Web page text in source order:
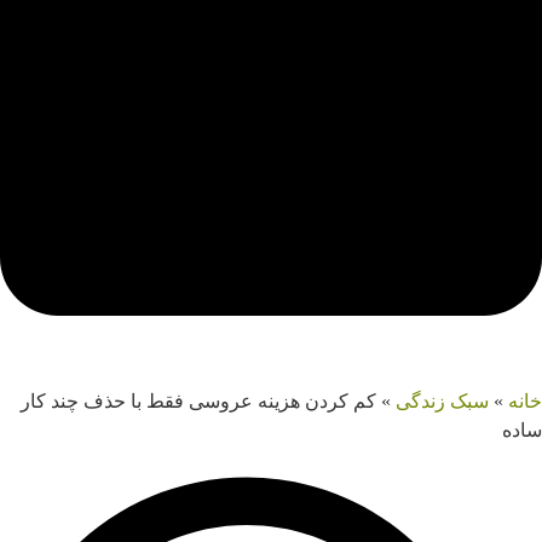
خانه » سبک زندگی » کم کردن هزینه عروسی فقط با حذف چند کار
ساده